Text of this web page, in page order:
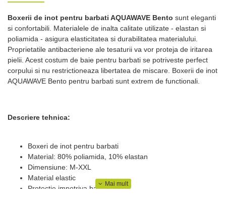
Boxerii de inot pentru barbati AQUAWAVE Bento sunt eleganti
si confortabili. Materialele de inalta calitate utilizate - elastan si
poliamida - asigura elasticitatea si durabilitatea materialului.
Proprietatile antibacteriene ale tesaturii va vor proteja de iritarea
pielii. Acest costum de baie pentru barbati se potriveste perfect
corpului si nu restrictioneaza libertatea de miscare. Boxerii de inot
AQUAWAVE Bento pentru barbati sunt extrem de functionali.
Descriere tehnica:
Boxeri de inot pentru barbati
Material: 80% poliamida, 10% elastan
Dimensiune: M-XXL
Material elastic
Protectie impotriva bacteriilor